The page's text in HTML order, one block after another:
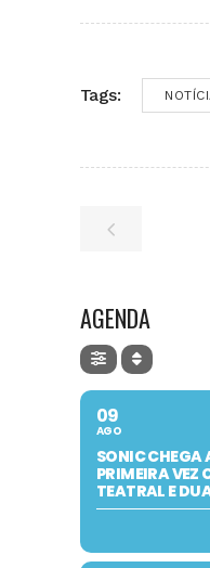
Tags:
AGENDA
09
AGO
SONIC CHEGA
PRIMEIRA VEZ
TEATRAL E